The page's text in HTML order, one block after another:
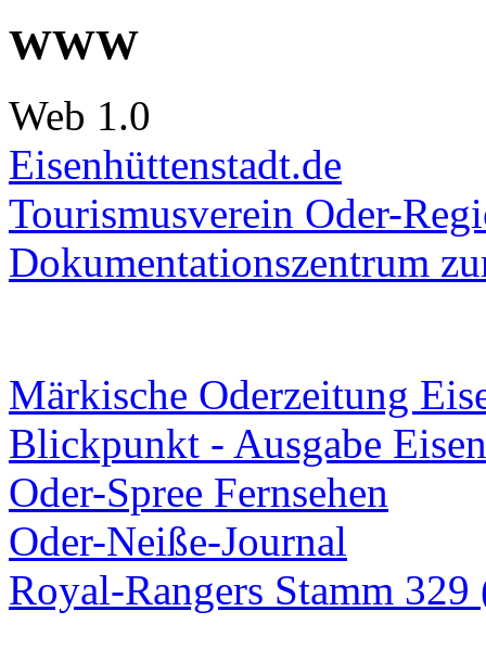
WWW
Web 1.0
Eisenhüttenstadt.de
Tourismusverein Oder-
Dokumentationszentrum
Märkische Oderzeitung
Blickpunkt - Ausgabe
Oder-Spree Fernsehen
Oder-Neiße-Journal
Royal-Rangers Stamm